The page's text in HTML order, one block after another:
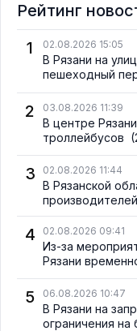
Рейтинг
1
02.08.2026 15:05
В Рязани на
пешеходный
2 03.08.2026 11:39
В центре
троллейбусов
3 02.08.2026 11:44
В Рязанской
4 02.08.2026 09:41
Из-за
Рязани
5 06.08.2026 10:47
В Рязани на
ограничения на